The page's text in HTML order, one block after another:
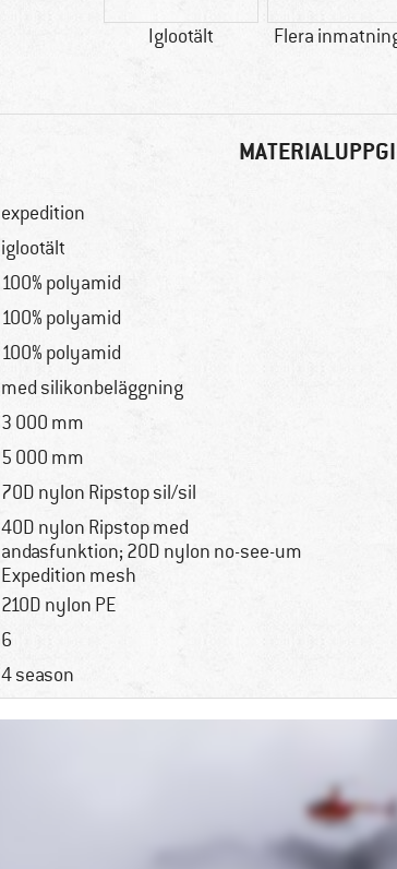
Iglootält Flera
expedition
iglootält
100% polyamid
100% polyamid
100% polyamid
med silikonbeläggning
3 000 mm
5 000 mm
70D nylon Ripstop sil/sil
40D nylon Ripstop med
andasfunktion; 20D nylon no-see-um
Expedition mesh
210D nylon PE
6
4 season